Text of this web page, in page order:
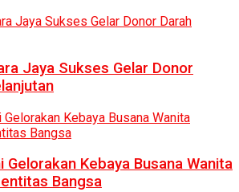
Jaya Sukses Gelar Donor
Gelorakan Kebaya Busana Wanita
Bangsa